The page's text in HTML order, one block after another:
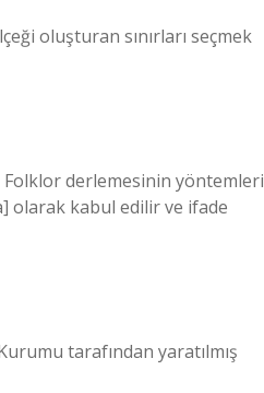
oluşturan sınırları seçmek
Folklor derlemesinin yöntemleri
olarak kabul edilir ve ifade
tarafından yaratılmış